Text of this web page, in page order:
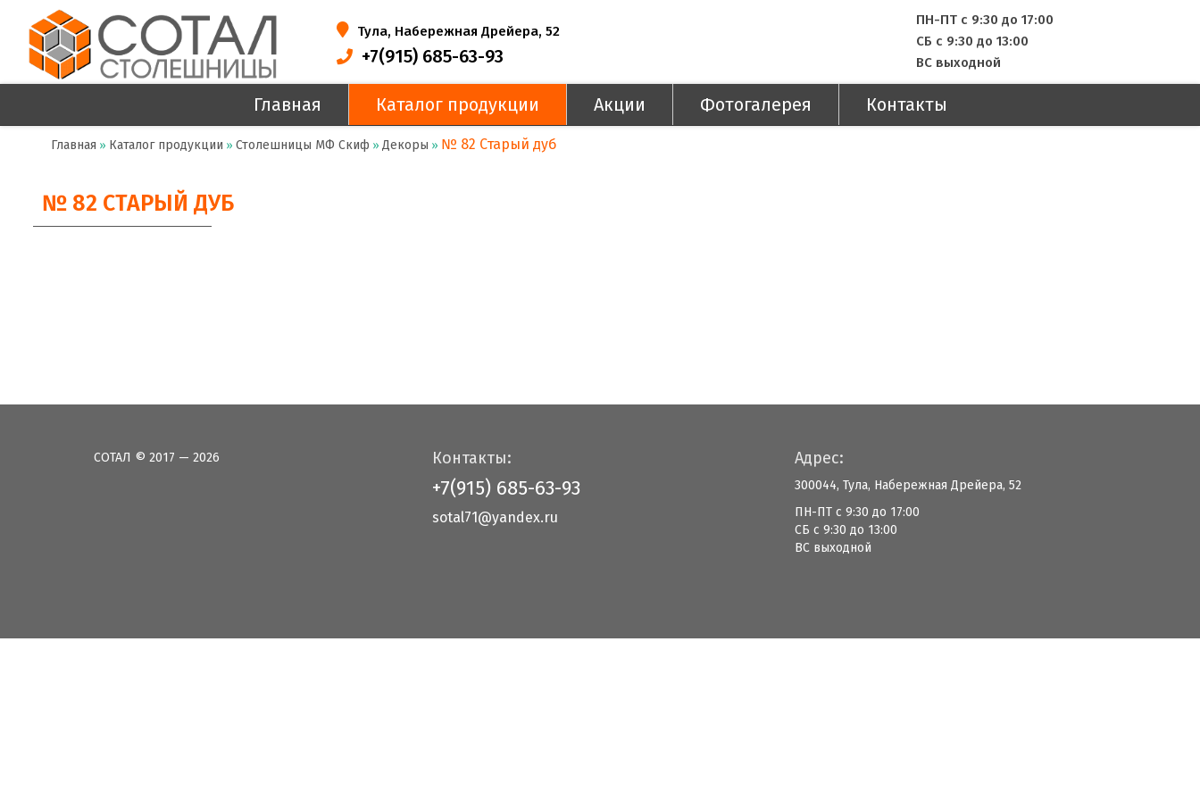
Тула, Набережная Дрейера, 52
+7(915) 685-63-93
ПН-ПТ с 9:30 до 17:00
СБ с 9:30 до 13:00
ВС выходной
Главная Каталог продукции Акции Фотогалерея Контакты
Главная » Каталог продукции » Столешницы МФ Скиф » Декоры » № 82 Старый дуб
№ 82 СТАРЫЙ ДУБ
СОТАЛ © 2017 — 2026 Контакты:
+7(915) 685-63-93
sotal71@yandex.ru
Адрес:
300044, Тула, Набережная Дрейера, 52
ПН-ПТ с 9:30 до 17:00
СБ с 9:30 до 13:00
ВС выходной